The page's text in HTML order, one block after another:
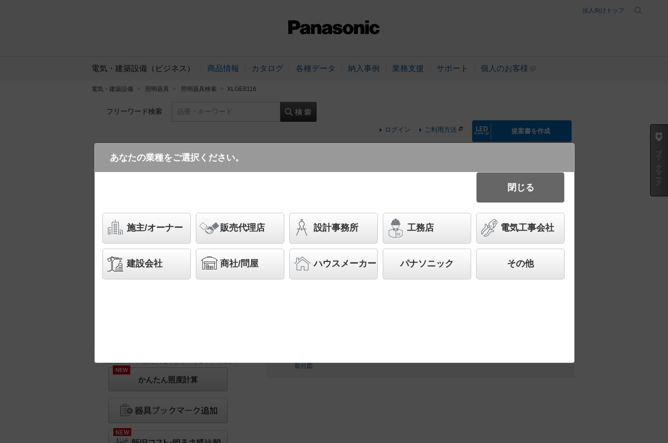
法人向けトップ
電気・建築設備（ビジネス） 商品情報 カタログ 各種データ 納入事例 業務支援 サポート 個人のお客様
電気・建築設備 照明器具 照明器具検索 XLGE8116
フリーワード検索 品番・キーワード
ログイン ご利用方法 提案書を作成
XLGE8116 CF1
※画像は実際の商品と異なりますのでご了承ください
NEW
かんたん照度計算
天井直付型・壁直付型 LED（昼白色） ブラケット 拡散タイプ・密閉型
LEDフラットランプ交換型・防雨型 丸形蛍光灯30形1灯器具相当
◆工場在庫品
◆希望小売価格 39,800 円（税抜）
【本体】LGW85239S
取付図
ブックマーク
あなたの業種をご選択ください。
施主/オーナー 販売代理店 設計事務所 工務店 電気工事会社
建設会社 商社/問屋 ハウスメーカー パナソニック その他
閉じる